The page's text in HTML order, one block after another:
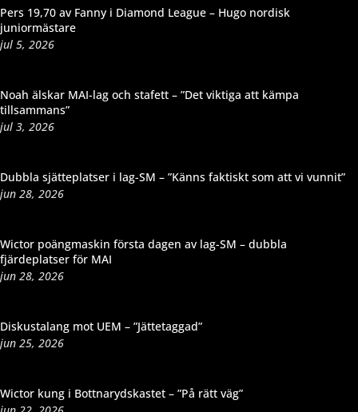
Pers 19,70 av Fanny i Diamond League – Hugo nordisk
juniormästare
jul 5, 2026
Noah älskar MAI-lag och stafett – ”Det viktiga att kämpa
tillsammans”
jul 3, 2026
Dubbla sjätteplatser i lag-SM – ”Känns faktiskt som att vi vunnit”
jun 28, 2026
Wictor poängmaskin första dagen av lag-SM – dubbla
fjärdeplatser för MAI
jun 28, 2026
Diskustalang mot UEM – ”Jättetaggad”
jun 25, 2026
Wictor kung i Bottnarydskastet – ”På rätt väg”